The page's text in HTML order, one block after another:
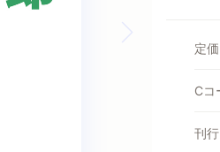
定価
Cコ
刊